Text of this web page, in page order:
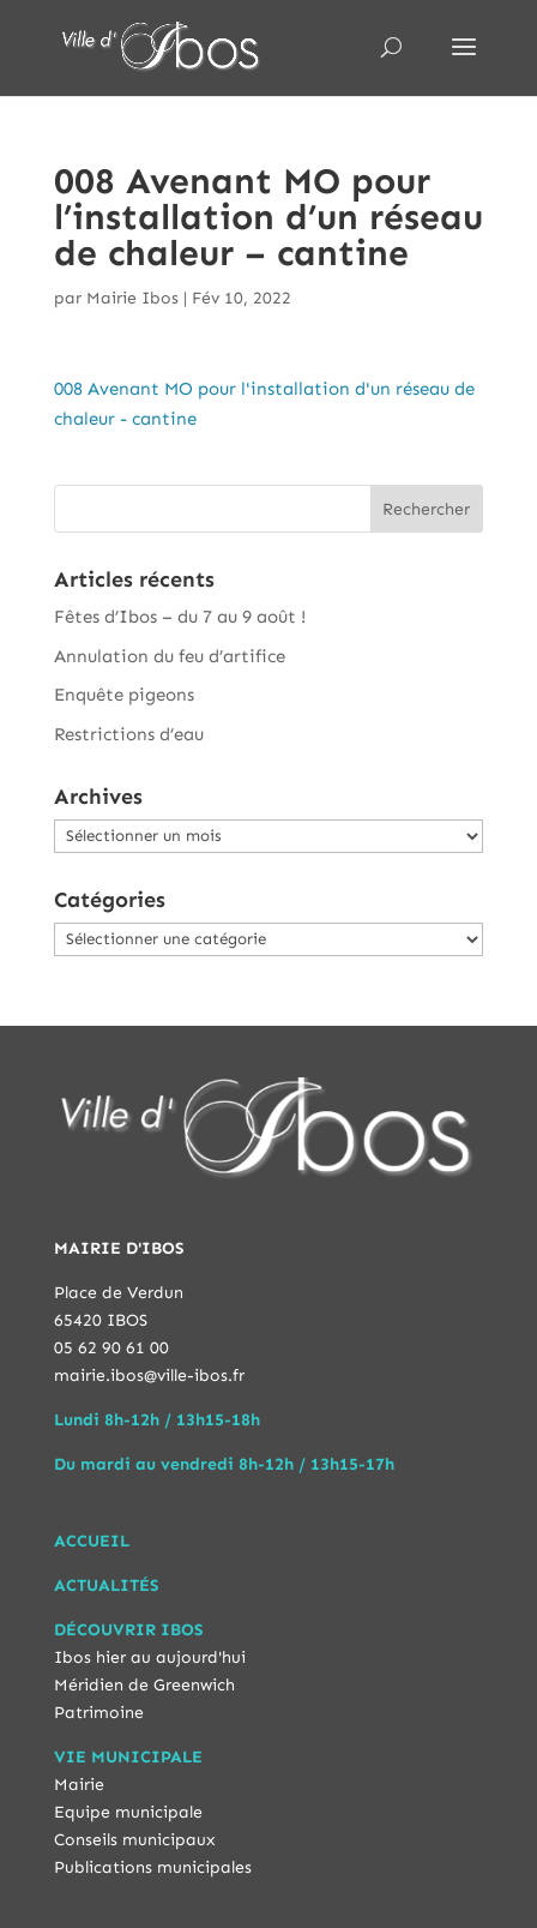
008 Avenant MO pour
l’installation d’un réseau
de chaleur – cantine
par Mairie Ibos| Fév 10, 2022
008 Avenant MO pour l'installation d'un réseau de
chaleur - cantine
Articles récents
Fêtes d’Ibos – du 7 au 9 août !
Annulation du feu d’artifice
Enquête pigeons
Restrictions d’eau
Archives
Archives
Catégories
Catégories
MAIRIE D'IBOS
Place de Verdun
65420 IBOS
05 62 90 61 00
mairie.ibos@ville-ibos.fr
Lundi 8h-12h / 13h15-18h
Du mardi au vendredi 8h-12h / 13h15-17h
ACCUEIL
ACTUALITÉS
DÉCOUVRIR IBOS
Ibos hier au aujourd'hui
Méridien de Greenwich
Patrimoine
VIE MUNICIPALE
Mairie
Equipe municipale
Conseils municipaux
Publications municipales